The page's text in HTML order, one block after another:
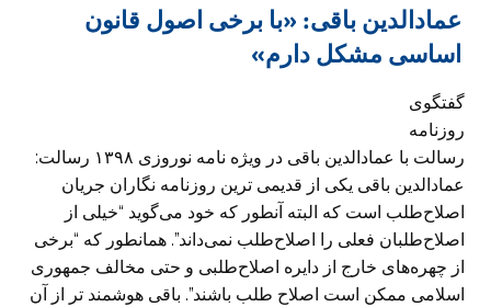
عمادالدین باقی: «با برخی اصول قانون
اساسی مشکل دارم»
گفتگوی
روزنامه
رسالت با عمادالدین باقی در ویژه نامه نوروزی ۱۳۹۸ رسالت:
عمادالدین باقی یکی از قدیمی ترین روزنامه نگاران جریان
اصلاح‌طلب است که البته آنطور که خود می‌گوید “خیلی از
اصلاح‌طلبان فعلی را اصلاح‌طلب نمی‌داند”. همانطور که “برخی
از چهره‌های خارج از دایره اصلاح‌طلبی و حتی مخالف جمهوری
اسلامی ممکن است اصلاح طلب باشند”. باقی هوشمند تر از آن